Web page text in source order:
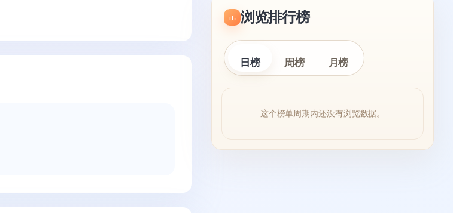
浏览排行榜
日榜 周榜 月榜
这个榜单周期内还没有浏览数据。